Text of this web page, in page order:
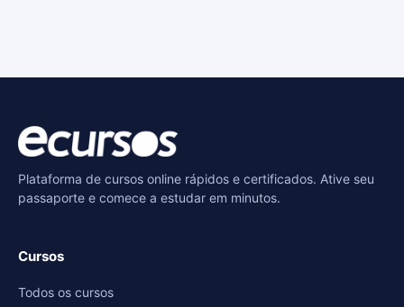
Plataforma de cursos online rápidos e certificados. Ative seu
passaporte e comece a estudar em minutos.
Cursos
Todos os cursos